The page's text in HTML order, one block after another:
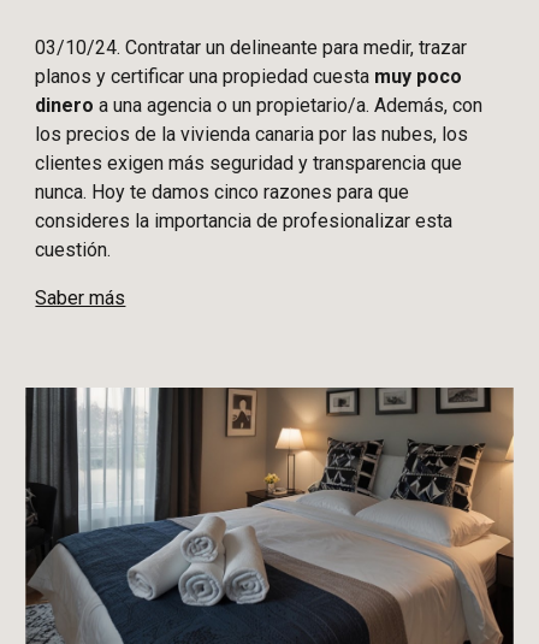
03/10/24. Contratar un delineante para medir, trazar
planos y certificar una propiedad cuesta muy poco
dinero a una agencia o un propietario/a. Además, con
los precios de la vivienda canaria por las nubes, los
clientes exigen más seguridad y transparencia que
nunca. Hoy te damos cinco razones para que
consideres la importancia de profesionalizar esta
cuestión.
Saber más